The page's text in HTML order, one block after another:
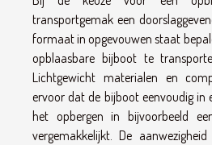
transportgemak een
formaat in opgevouwen staat
opblaasbare bijboot te
Lichtgewicht materialen en
ervoor dat de bijboot eenvoudig
het opbergen in bijvoorbeeld
vergemakkelijkt. De